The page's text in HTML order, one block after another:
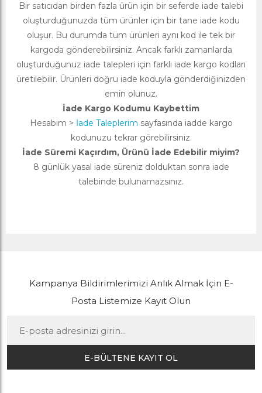
Bir satıcıdan birden fazla ürün için bir seferde iade talebi
oluşturduğunuzda tüm ürünler için bir tane iade kodu
oluşur. Bu durumda tüm ürünleri aynı kod ile tek bir
kargoda gönderebilirsiniz. Ancak farklı zamanlarda
oluşturduğunuz iade talepleri için farklı iade kargo kodları
üretilebilir. Ürünleri doğru iade koduyla gönderdiğinizden
emin olunuz.
İade Kargo Kodumu Kaybettim
Hesabım > İade Taleplerim sayfasında iadde kargo
kodunuzu tekrar görebilirsiniz.
İade Süremi Kaçırdım, Ürünü İade Edebilir miyim?
8 günlük yasal iade süreniz dolduktan sonra iade
talebinde bulunamazsınız.
Kampanya Bildirimlerimizi Anlık Almak İçin E-
Posta Listemize Kayıt Olun
E-BÜLTENE KAYIT OL